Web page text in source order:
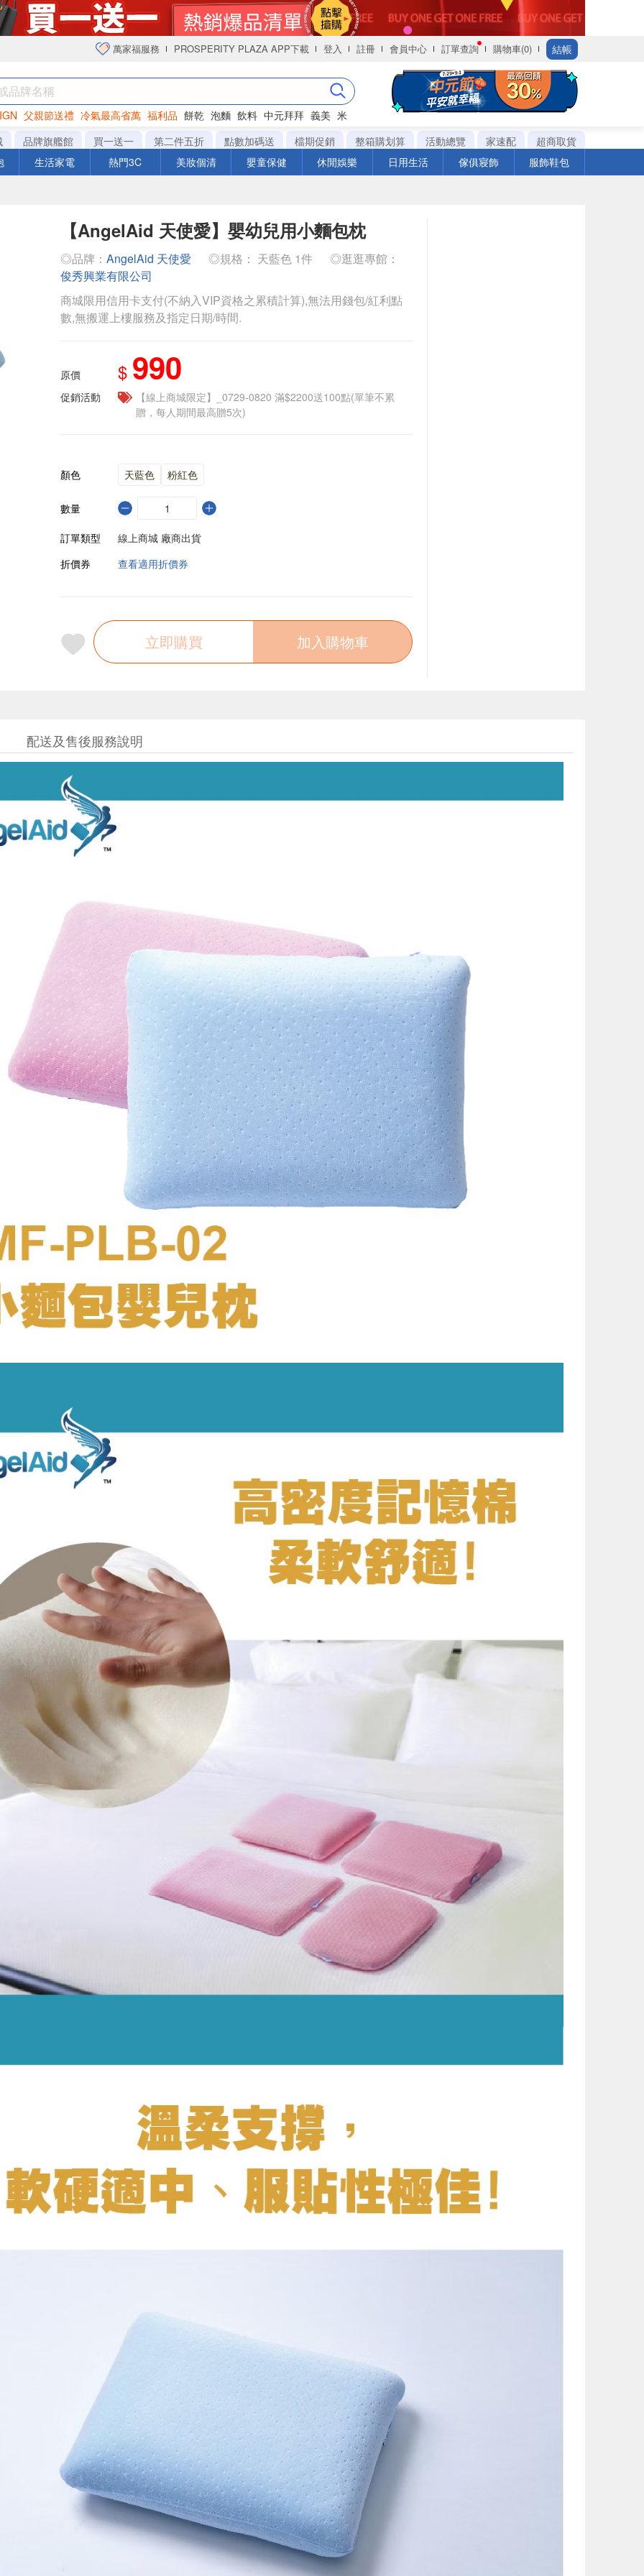
萬家福服務 PROSPERITY PLAZA APP下載 登入 註冊 會員中心 訂單查詢 購物車(0) 結帳
父親節送禮 冷氣最高省萬 福利品 餅乾 泡麵 飲料 中元拜拜 義美 米
衛生紙
品牌旗艦館 買一送一 第二件五折 點數加碼送 檔期促銷 整箱購划算 活動總覽 家速配
超商取貨
生活家電 熱門3C 美妝個清 嬰童保健 休閒娛樂 日用生活 傢俱寢飾 服飾鞋包
【AngelAid 天使愛】嬰幼兒用小麵包枕
◎品牌： AngelAid 天使愛 ◎規格： 天藍色 1件
◎逛逛專館：
俊秀興業有限公司
商城限用信用卡支付(不納入VIP資格之累積計算),無法用錢包/紅利點
數,無搬運上樓服務及指定日期/時間.
原價 $ 990
促銷活動
【線上商城限定】_0729-0820 滿$2200送100點(單筆不累
贈，每人期間最高贈5次)
顏色 天藍色 粉紅色
數量
訂單類型
線上商城 廠商出貨
折價券
查看適用折價券
立即購買 加入購物車
配送及售後服務說明